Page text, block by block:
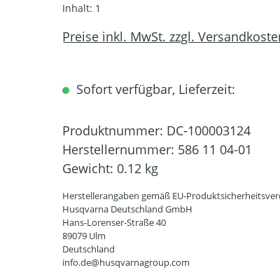
Inhalt: 1
Preise inkl. MwSt. zzgl.
Sofort verfügbar, Lieferzeit:
Produktnummer: DC-100003124
Herstellernummer: 586 11 04-01
Gewicht: 0.12 kg
Herstellerangaben gemäß EU-
Husqvarna Deutschland GmbH
Hans-Lorenser-Straße 40
89079 Ulm
Deutschland
info.de@husqvarnagroup.com